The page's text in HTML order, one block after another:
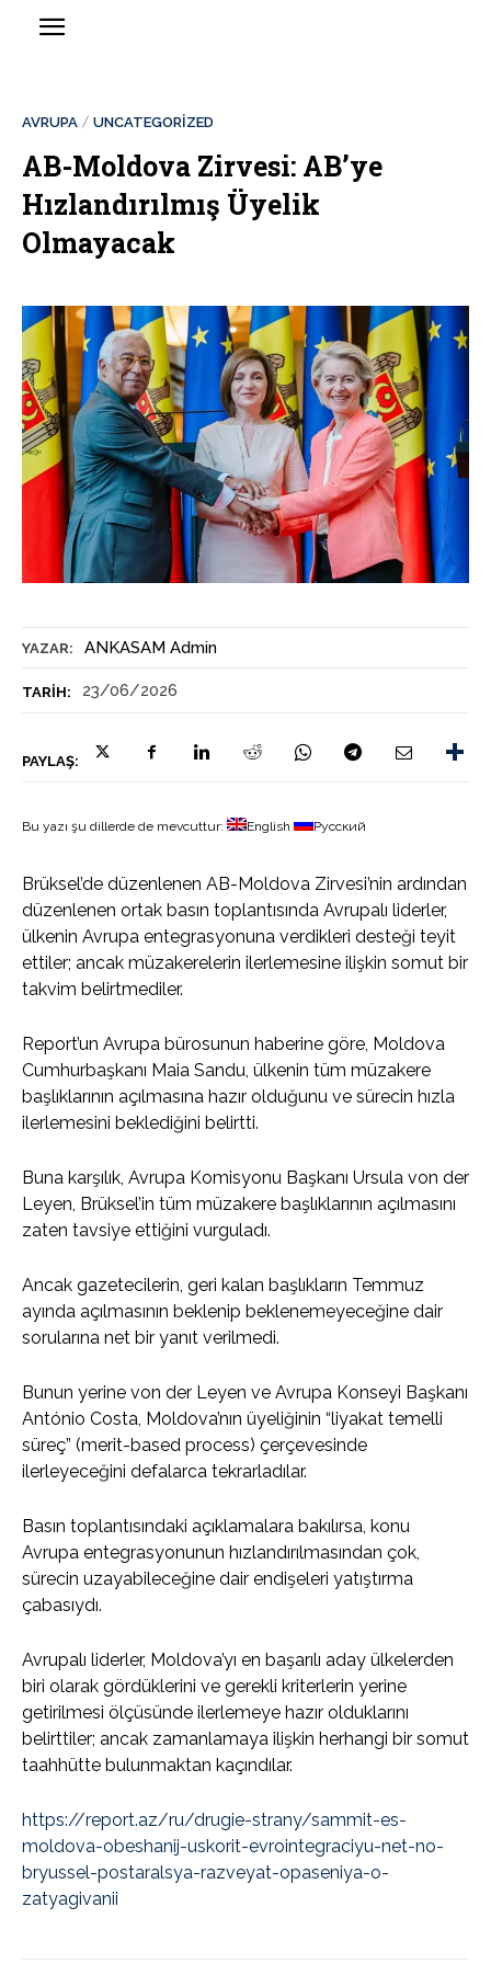
YAZAR: ANKASAM Admin
TARIH: 23/06/2026
PAYLAŞ:
AVRUPA UNCATEGORIZED
AB-Moldova Zirvesi: AB’ye
Hızlandırılmış Üyelik
Olmayacak
Bu yazı şu dillerde de mevcuttur: English Русский
Brüksel’de düzenlenen AB-Moldova Zirvesi’nin ardından
düzenlenen ortak basın toplantısında Avrupalı liderler,
ülkenin Avrupa entegrasyonuna verdikleri desteği teyit
ettiler; ancak müzakerelerin ilerlemesine ilişkin somut bir
takvim belirtmediler.
Report’un Avrupa bürosunun haberine göre, Moldova
Cumhurbaşkanı Maia Sandu, ülkenin tüm müzakere
başlıklarının açılmasına hazır olduğunu ve sürecin hızla
ilerlemesini beklediğini belirtti.
Buna karşılık, Avrupa Komisyonu Başkanı Ursula von der
Leyen, Brüksel’in tüm müzakere başlıklarının açılmasını
zaten tavsiye ettiğini vurguladı.
Ancak gazetecilerin, geri kalan başlıkların Temmuz
ayında açılmasının beklenip beklenemeyeceğine dair
sorularına net bir yanıt verilmedi.
Bunun yerine von der Leyen ve Avrupa Konseyi Başkanı
António Costa, Moldova’nın üyeliğinin “liyakat temelli
süreç” (merit-based process) çerçevesinde
ilerleyeceğini defalarca tekrarladılar.
Basın toplantısındaki açıklamalara bakılırsa, konu
Avrupa entegrasyonunun hızlandırılmasından çok,
sürecin uzayabileceğine dair endişeleri yatıştırma
çabasıydı.
Avrupalı liderler, Moldova’yı en başarılı aday ülkelerden
biri olarak gördüklerini ve gerekli kriterlerin yerine
getirilmesi ölçüsünde ilerlemeye hazır olduklarını
belirttiler; ancak zamanlamaya ilişkin herhangi bir somut
taahhütte bulunmaktan kaçındılar.
https://report.az/ru/drugie-strany/sammit-es-
moldova-obeshanij-uskorit-evrointegraciyu-net-no-
bryussel-postaralsya-razveyat-opaseniya-o-
zatyagivanii